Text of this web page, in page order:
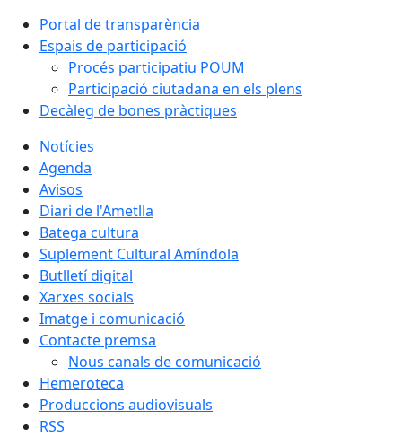
Portal de transparència
Espais de participació
Procés participatiu POUM
Participació ciutadana en els plens
Decàleg de bones pràctiques
Notícies
Agenda
Avisos
Diari de l'Ametlla
Batega cultura
Suplement Cultural Amíndola
Butlletí digital
Xarxes socials
Imatge i comunicació
Contacte premsa
Nous canals de comunicació
Hemeroteca
Produccions audiovisuals
RSS